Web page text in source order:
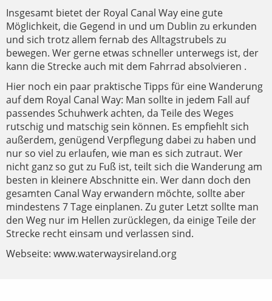
Insgesamt bietet der Royal Canal Way eine gute
Möglichkeit, die Gegend in und um Dublin zu erkunden
und sich trotz allem fernab des Alltagstrubels zu
bewegen. Wer gerne etwas schneller unterwegs ist, der
kann die Strecke auch mit dem Fahrrad absolvieren .
Hier noch ein paar praktische Tipps für eine Wanderung
auf dem Royal Canal Way: Man sollte in jedem Fall auf
passendes Schuhwerk achten, da Teile des Weges
rutschig und matschig sein können. Es empfiehlt sich
außerdem, genügend Verpflegung dabei zu haben und
nur so viel zu erlaufen, wie man es sich zutraut. Wer
nicht ganz so gut zu Fuß ist, teilt sich die Wanderung am
besten in kleinere Abschnitte ein. Wer dann doch den
gesamten Canal Way erwandern möchte, sollte aber
mindestens 7 Tage einplanen. Zu guter Letzt sollte man
den Weg nur im Hellen zurücklegen, da einige Teile der
Strecke recht einsam und verlassen sind.
Webseite: www.waterwaysireland.org